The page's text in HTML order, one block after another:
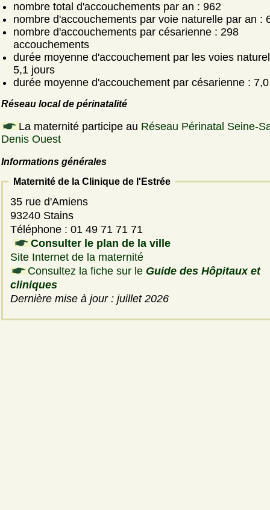
nombre total d'accouchements par an : 962
nombre d'accouchements par voie naturelle par an :
nombre d'accouchements par césarienne : 298
accouchements
durée moyenne d'accouchement par les voies
5,1 jours
durée moyenne d'accouchement par césarienne :
Réseau local de périnatalité
La maternité participe au Réseau Périnatal Seine-
Denis Ouest
Informations générales
Maternité de la Clinique de l'Estrée
35 rue d'Amiens
93240 Stains
Téléphone : 01 49 71 71 71
Consulter le plan de la ville
Site Internet de la maternité
Consultez la fiche sur le Guide des Hôpitaux et
cliniques
Dernière mise à jour : juillet 2026